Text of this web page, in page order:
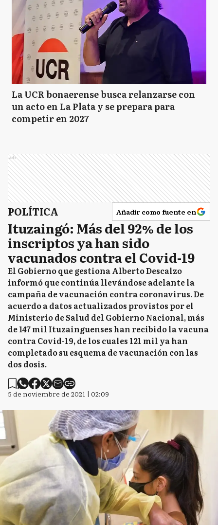
La UCR bonaerense busca relanzarse con
un acto en La Plata y se prepara para
competir en 2027
Ads
POLÍTICA Añadir como fuente en
Ituzaingó: Más del 92% de los
inscriptos ya han sido
vacunados contra el Covid-19
El Gobierno que gestiona Alberto Descalzo
informó que continúa llevándose adelante la
campaña de vacunación contra coronavirus. De
acuerdo a datos actualizados provistos por el
Ministerio de Salud del Gobierno Nacional, más
de 147 mil Ituzainguenses han recibido la vacuna
contra Covid-19, de los cuales 121 mil ya han
completado su esquema de vacunación con las
dos dosis.
5 de noviembre de 2021 | 02:09